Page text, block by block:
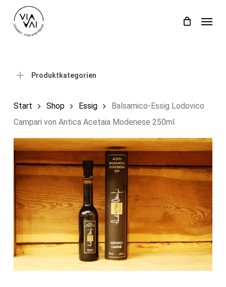
Einkaufswagen Close
Produktkategorien
Start Shop Essig
Balsamico-Essig Lodovico
Campari von Antica Acetaia Modenese 250ml